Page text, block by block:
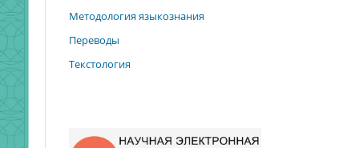
Методология языкознания
Переводы
Текстология